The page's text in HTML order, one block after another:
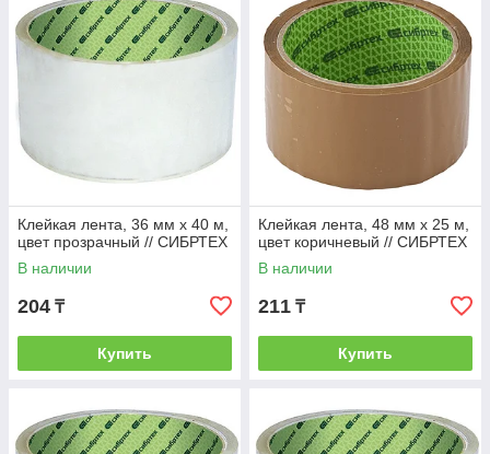
Клейкая лента, 36 мм х 40 м,
цвет прозрачный // СИБРТЕХ
В наличии
204 ₸
Купить
Клейкая лента, 48 мм х 25 м,
цвет коричневый // СИБРТЕХ
В наличии
211 ₸
Купить